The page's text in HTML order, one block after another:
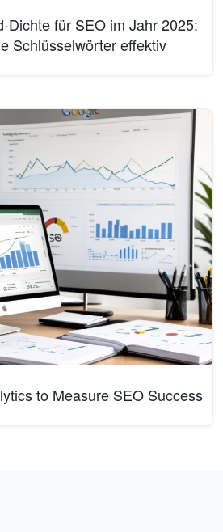
Dichte für SEO im Jahr 2025:
Schlüsselwörter effektiv
to Measure SEO Success